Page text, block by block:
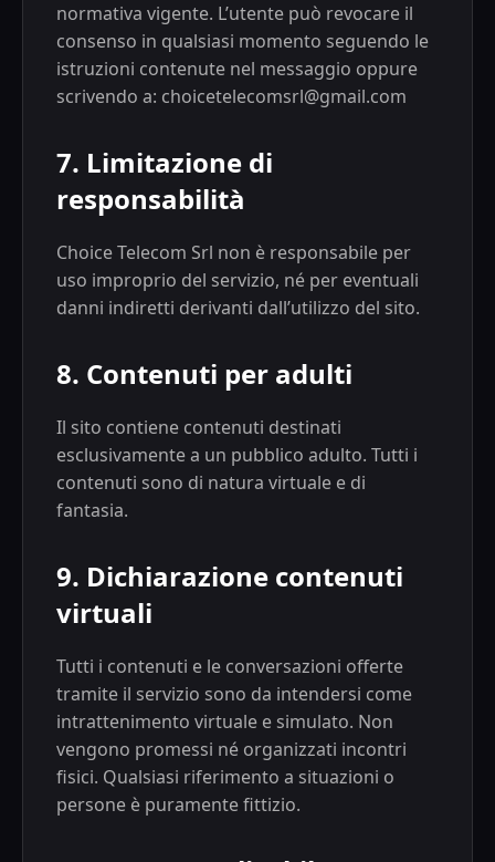
normativa vigente. L’utente può revocare il
consenso in qualsiasi momento seguendo le
istruzioni contenute nel messaggio oppure
scrivendo a: choicetelecomsrl@gmail.com
7. Limitazione di
responsabilità
Choice Telecom Srl non è responsabile per
uso improprio del servizio, né per eventuali
danni indiretti derivanti dall’utilizzo del sito.
8. Contenuti per adulti
Il sito contiene contenuti destinati
esclusivamente a un pubblico adulto. Tutti i
contenuti sono di natura virtuale e di
fantasia.
9. Dichiarazione contenuti
virtuali
Tutti i contenuti e le conversazioni offerte
tramite il servizio sono da intendersi come
intrattenimento virtuale e simulato. Non
vengono promessi né organizzati incontri
fisici. Qualsiasi riferimento a situazioni o
persone è puramente fittizio.